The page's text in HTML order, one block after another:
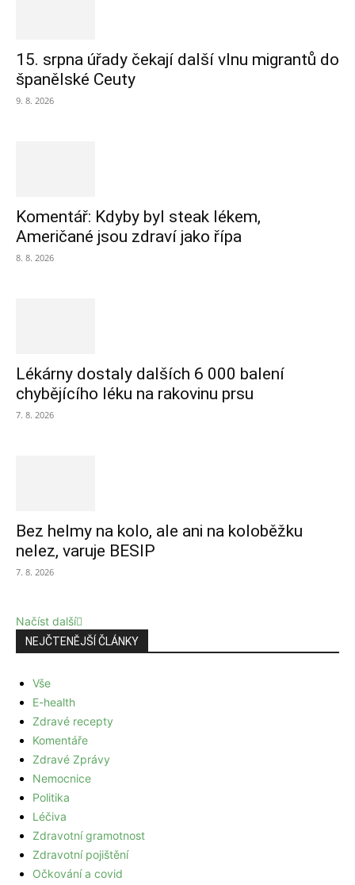
15. srpna úřady čekají další vlnu migrantů do
španělské Ceuty
9. 8. 2026
Komentář: Kdyby byl steak lékem,
Američané jsou zdraví jako řípa
8. 8. 2026
Lékárny dostaly dalších 6 000 balení
chybějícího léku na rakovinu prsu
7. 8. 2026
Bez helmy na kolo, ale ani na koloběžku
nelez, varuje BESIP
7. 8. 2026
Načíst další
NEJČTENĚJŠÍ ČLÁNKY
Vše
E-health
Zdravé recepty
Komentáře
Zdravé Zprávy
Nemocnice
Politika
Léčiva
Zdravotní gramotnost
Zdravotní pojištění
Očkování a covid